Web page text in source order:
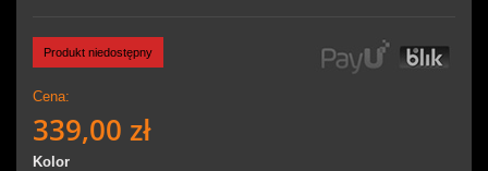
Produkt niedostępny
Cena:
339,00 zł
Kolor